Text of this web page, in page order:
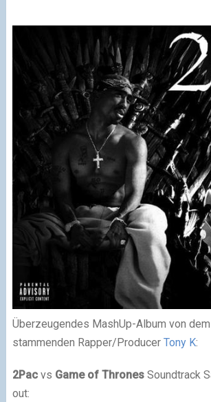
Überzeugendes MashUp-Album von
stammenden Rapper/Producer Tony K:
2Pacvs Game of ThronesSoundtrack
out: